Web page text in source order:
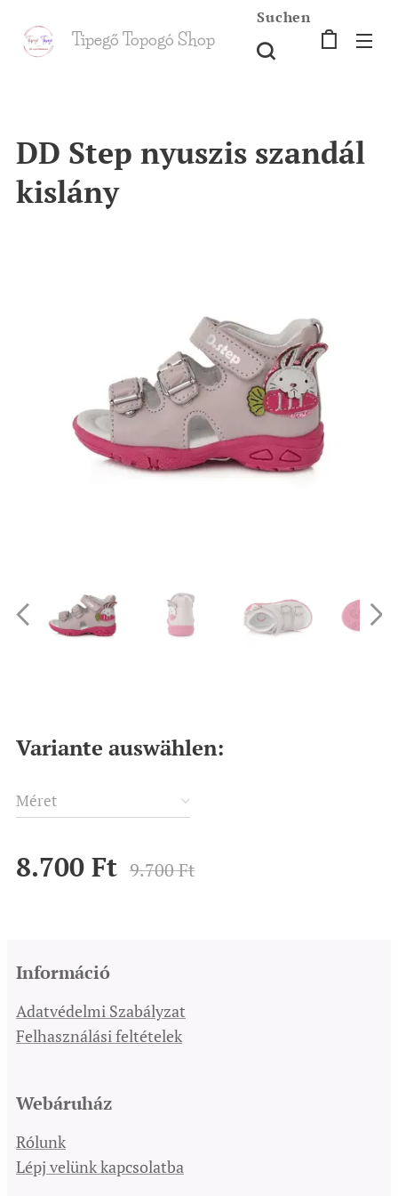
Tipegő Topogó Shop
Suchen
DD Step nyuszis szandál
kislány
Variante auswählen:
Méret
8.700 Ft 9.700Ft
Információ
Adatvédelmi Szabályzat
Felhasználási feltételek
Webáruház
Rólunk
Lépj velünk kapcsolatba